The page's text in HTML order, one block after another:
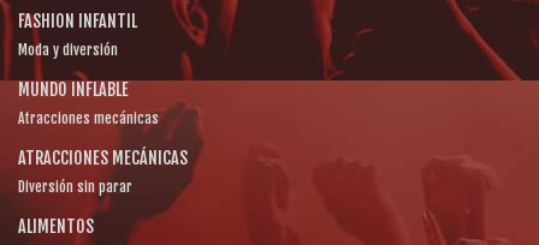
FASHION INFANTIL
Moda y diversión
MUNDO INFLABLE
Atracciones mecánicas
ATRACCIONES MECÁNICAS
Diversión sin parar
ALIMENTOS